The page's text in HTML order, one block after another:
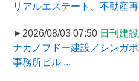
リアルエステート、不動産
►2026/08/03 07:50 日刊建
ナカノフドー建設／シンガ
事務所ビル ...